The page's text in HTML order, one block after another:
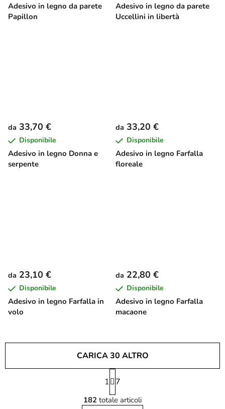
Adesivo in legno da parete
Papillon
Adesivo in legno da parete
Uccellini in libertà
Adesivo in legno Donna e
serpente
da 33,70 €
Disponibile
Adesivo in legno Farfalla
floreale
da 33,20 €
Disponibile
Adesivo in legno Farfalla in
volo
da 23,10 €
Disponibile
Adesivo in legno Farfalla
macaone
da 22,80 €
Disponibile
C
o
CARICA 30 ALTRO
P
a
g
i
1 7
182 totale articoli